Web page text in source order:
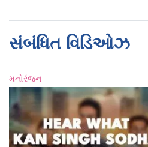
સંબંધિત વિડિઓઝ
મનોરંજન